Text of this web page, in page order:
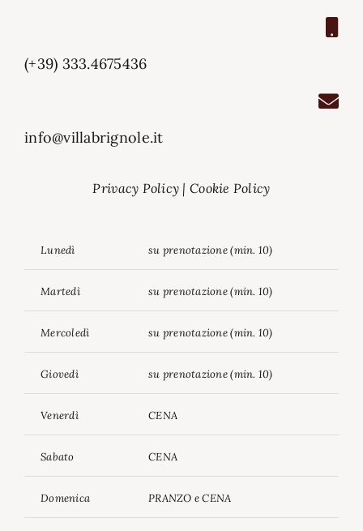
(+39) 333.4675436
info@villabrignole.it
Privacy Policy |Cookie Policy
Lunedì su prenotazione (min. 10)
Martedì su prenotazione (min. 10)
Mercoledì su prenotazione (min. 10)
Giovedì su prenotazione (min. 10)
Venerdì CENA
Sabato CENA
Domenica PRANZO e CENA